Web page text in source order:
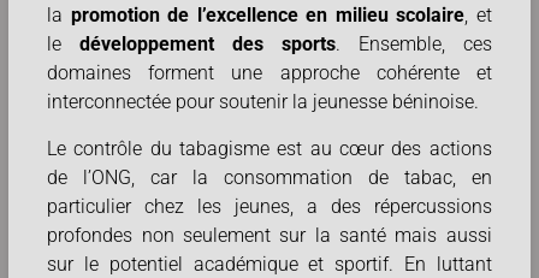
la promotion de l’excellence en milieu scolaire, et
ledéveloppement des sports. Ensemble, ces
domaines forment une approche cohérente et
interconnectée pour soutenir la jeunesse béninoise.
Le contrôle du tabagisme est au cœur des actions
de l’ONG, car la consommation de tabac, en
particulier chez les jeunes, a des répercussions
profondes non seulement sur la santé mais aussi
sur le potentiel académique et sportif. En luttant